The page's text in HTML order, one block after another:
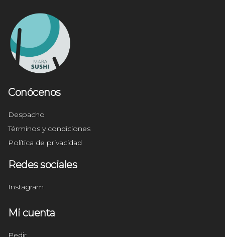
Conócenos
Despacho
Términos y condiciones
Política de privacidad
Redes sociales
Instagram
Mi cuenta
Pedir